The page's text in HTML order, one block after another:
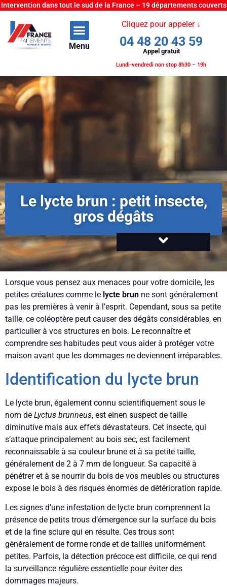
Intervention dans tout le sud de la France – 19 départements couverts
Menu
Cliquez pour appeler ↓
04 48 20 43 59
Appel gratuit
Lundi-vendredi non stop 8h30 – 19h
Le lycte brun : petit insecte,
gros dégâts
Lorsque vous pensez aux menaces pour votre domicile, les
petites créatures comme le lycte brun ne sont généralement
pas les premières à venir à l’esprit. Cependant, sous sa petite
taille, ce coléoptère peut causer des dégâts considérables, en
particulier à vos structures en bois. Le reconnaître et
comprendre ses habitudes peut vous aider à protéger votre
maison avant que les dommages ne deviennent irréparables.
Identification du lycte brun
Le lycte brun, également connu scientifiquement sous le
nom de Lyctus brunneus, est einen suspect de taille
diminutive mais aux effets dévastateurs. Cet insecte, qui
s’attaque principalement au bois sec, est facilement
reconnaissable à sa couleur brune et à sa petite taille,
généralement de 2 à 7 mm de longueur. Sa capacité à
pénétrer et à se nourrir du bois de vos meubles ou structures
expose le bois à des risques énormes de détérioration rapide.
Les signes d’une infestation de lycte brun comprennent la
présence de petits trous d’émergence sur la surface du bois
et de la fine sciure qui en résulte. Ces trous sont
généralement de forme ronde et de tailles uniformément
petites. Parfois, la détection précoce est difficile, ce qui rend
la surveillance régulière essentielle pour éviter des
dommages majeurs.